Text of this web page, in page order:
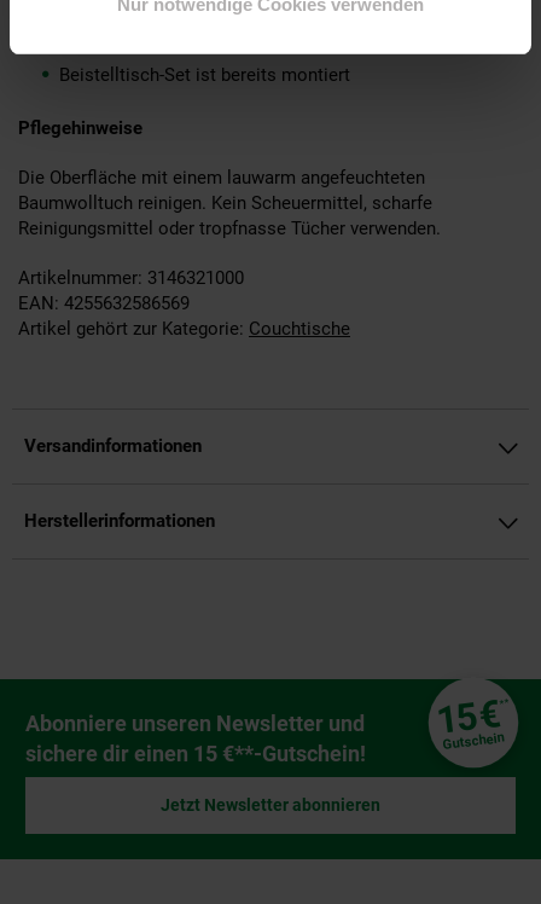
Nur notwendige Cookies verwenden
Beistelltisch-Set ist bereits montiert
Pflegehinweise
Die Oberfläche mit einem lauwarm angefeuchteten
Baumwolltuch reinigen. Kein Scheuermittel, scharfe
Reinigungsmittel oder tropfnasse Tücher verwenden.
Artikelnummer: 3146321000
EAN: 4255632586569
Artikel gehört zur Kategorie: Couchtische
Versandinformationen
Herstellerinformationen
Newsletter Anmeldung
Abonniere unseren Newsletter und
sichere dir einen 15 €**-Gutschein!
15€**
Gutschein
Jetzt Newsletter abonnieren